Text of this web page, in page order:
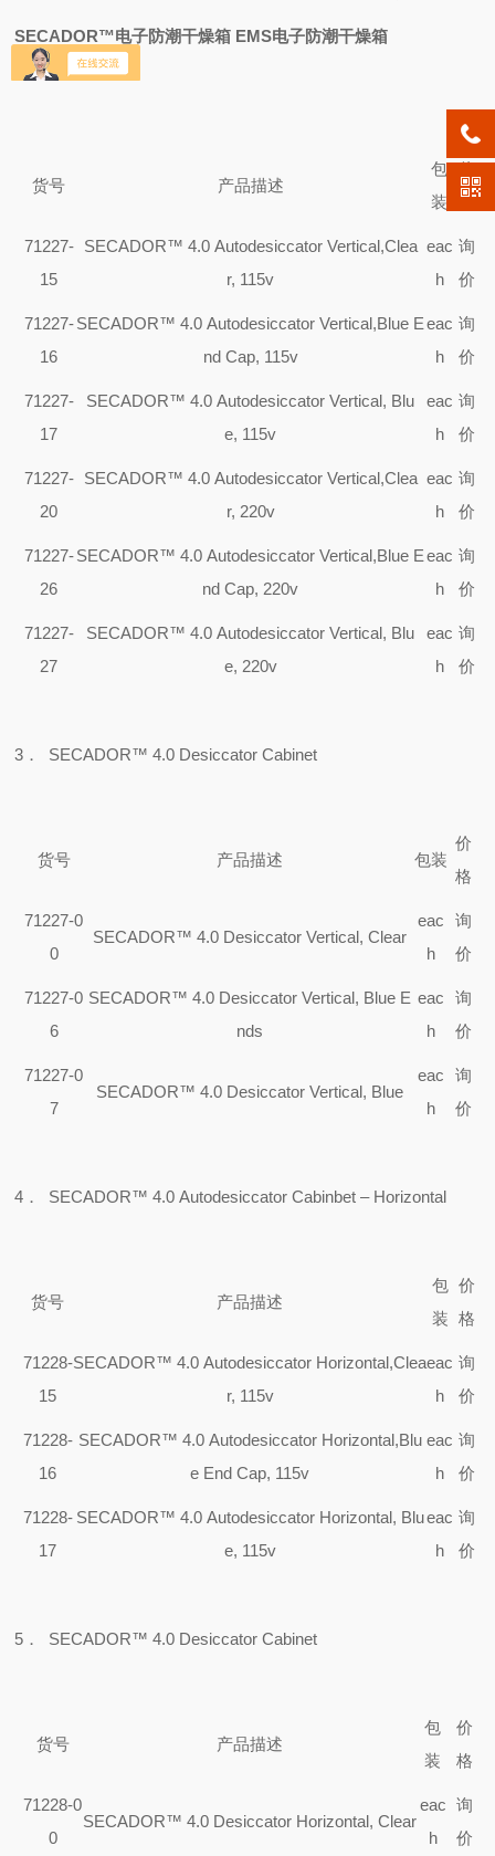
SECADOR™电子防潮干燥箱 EMS电子防潮干燥箱
货号 产品描述
包
装
价
格
71227-
15
SECADOR™ 4.0 Autodesiccator Vertical,Clea
r, 115v
eac
h
询
价
71227-
16
SECADOR™ 4.0 Autodesiccator Vertical,Blue E
nd Cap, 115v
eac
h
询
价
71227-
17
SECADOR™ 4.0 Autodesiccator Vertical, Blu
e, 115v
eac
h
询
价
71227-
20
SECADOR™ 4.0 Autodesiccator Vertical,Clea
r, 220v
eac
h
询
价
71227-
26
SECADOR™ 4.0 Autodesiccator Vertical,Blue E
nd Cap, 220v
eac
h
询
价
71227-
27
SECADOR™ 4.0 Autodesiccator Vertical, Blu
e, 220v
eac
h
询
价
3 ． SECADOR™ 4.0 Desiccator Cabinet
货号 产品描述 包装
价
格
71227-0
0
SECADOR™ 4.0 Desiccator Vertical, Clear
eac
h
询
价
71227-0
6
SECADOR™ 4.0 Desiccator Vertical, Blue E
nds
eac
h
询
价
71227-0
7
SECADOR™ 4.0 Desiccator Vertical, Blue
eac
h
询
价
4 ． SECADOR™ 4.0 Autodesiccator Cabinbet – Horizontal
货号 产品描述
包
装
价
格
71228-
15
SECADOR™ 4.0 Autodesiccator Horizontal,Clea
r, 115v
eac
h
询
价
71228-
16
SECADOR™ 4.0 Autodesiccator Horizontal,Blu
e End Cap, 115v
eac
h
询
价
71228-
17
SECADOR™ 4.0 Autodesiccator Horizontal, Blu
e, 115v
eac
h
询
价
5 ． SECADOR™ 4.0 Desiccator Cabinet
货号 产品描述
包
装
价
格
71228-0
0
SECADOR™ 4.0 Desiccator Horizontal, Clear
eac
h
询
价